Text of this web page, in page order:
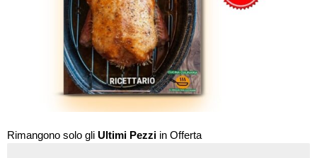
Rimangono solo gli Ultimi Pezzi in Offerta